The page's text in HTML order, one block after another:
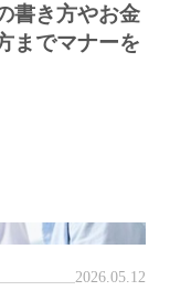
書き方やお金
までマナーを
2026.05.12